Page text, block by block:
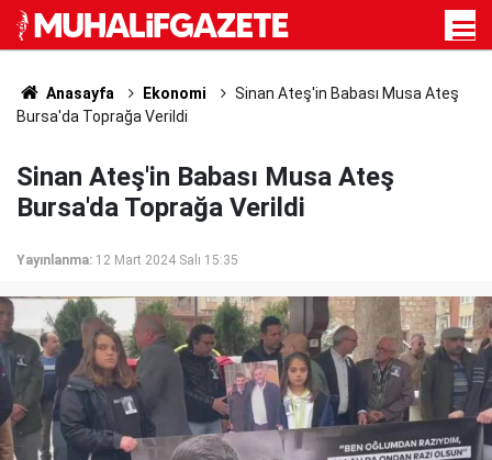
Anasayfa Ekonomi
Sinan Ateş'in Babası Musa Ateş
Bursa'da Toprağa Verildi
Sinan Ateş'in Babası Musa Ateş
Bursa'da Toprağa Verildi
Yayınlanma: 12 Mart 2024 Salı 15:35